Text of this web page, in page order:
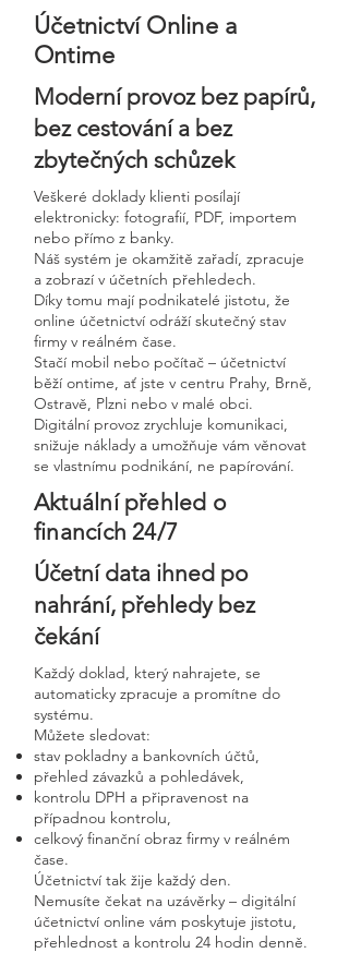
Účetnictví Online a
Ontime
Moderní provoz bez papírů,
bez cestování a bez
zbytečných schůzek
Veškeré doklady klienti posílají
elektronicky: fotografií, PDF, importem
nebo přímo z banky.
Náš systém je okamžitě zařadí, zpracuje
a zobrazí v účetních přehledech.
Díky tomu mají podnikatelé jistotu, že
online účetnictví odráží skutečný stav
firmy v reálném čase.
Stačí mobil nebo počítač – účetnictví
běží ontime, ať jste v centru Prahy, Brně,
Ostravě, Plzni nebo v malé obci.
Digitální provoz zrychluje komunikaci,
snižuje náklady a umožňuje vám věnovat
se vlastnímu podnikání, ne papírování.
Aktuální přehled o
financích 24/7
Účetní data ihned po
nahrání, přehledy bez
čekání
Každý doklad, který nahrajete, se
automaticky zpracuje a promítne do
systému.
Můžete sledovat:
stav pokladny a bankovních účtů,
přehled závazků a pohledávek,
kontrolu DPH a připravenost na
případnou kontrolu,
celkový finanční obraz firmy v reálném
čase.
Účetnictví tak žije každý den.
Nemusíte čekat na uzávěrky – digitální
účetnictví online vám poskytuje jistotu,
přehlednost a kontrolu 24 hodin denně.